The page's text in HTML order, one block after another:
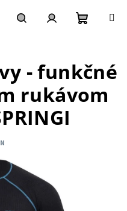
košík
- funkčné
rukávom